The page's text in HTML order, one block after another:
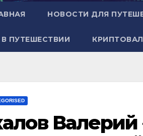
НОВОСТИ ДЛЯ
ПУТЕШЕСТВИИ
Валерий